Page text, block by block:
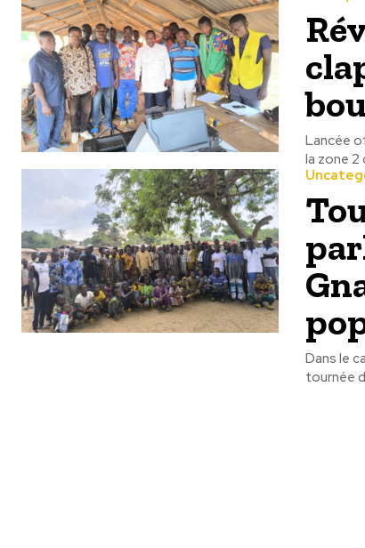
Lancée
la zone 2
Dans le
tournée